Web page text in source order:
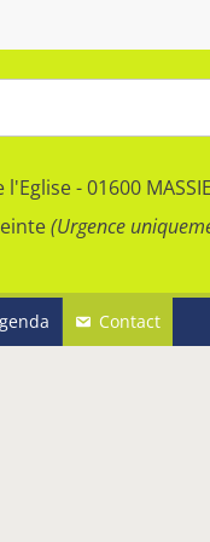
- 01600
(Urgence
Contact